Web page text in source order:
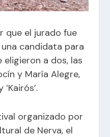
que el jurado fue
candidata para
a dos, las
y María Alegre,
organizado por
de Nerva, el